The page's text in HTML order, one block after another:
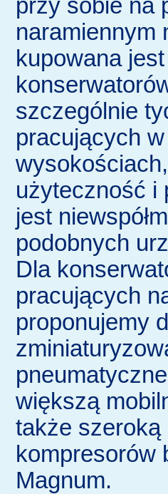
przy sobie na
naramiennym
kupowana
szczególnie
pracujących
użyteczność i
jest
podobnych
Dla
pracujących
proponujemy
większą
także
kompresorów
Magnum.